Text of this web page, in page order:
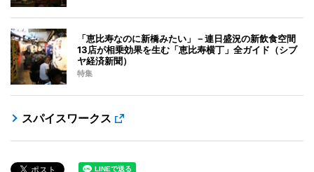
「恵比寿なのに新橋みたい」－連日盛況の新飲食空間
13店が相乗効果を生む「恵比寿横丁」全ガイド（シブ
ヤ経済新聞）
特集
スパイスワークス